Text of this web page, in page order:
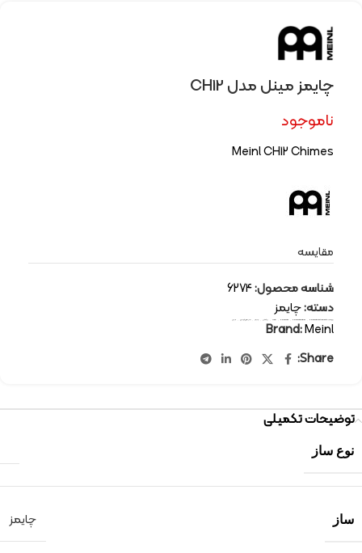
چایمز مینل مدل CH12
ناموجود
Meinl CH12 Chimes
مقایسه
شناسه محصول:6274
دسته:چایمز
برچسب: Meinl percussion percussion chimes percussion-instruments پرکاشن چایمز سازهای کوبه ای مینل
Brand:Meinl
Share:
توضیحات تکمیلی
نوع ساز
ساز چایمز